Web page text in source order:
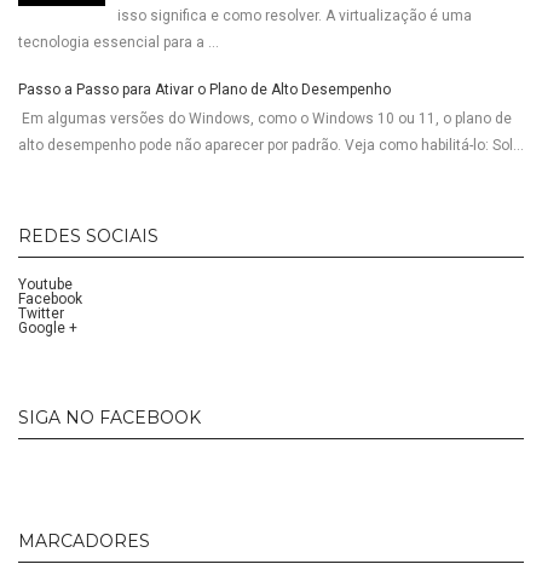
isso significa e como resolver. A virtualização é uma
tecnologia essencial para a ...
Passo a Passo para Ativar o Plano de Alto Desempenho
Em algumas versões do Windows, como o Windows 10 ou 11, o plano de
alto desempenho pode não aparecer por padrão. Veja como habilitá-lo: Sol...
REDES SOCIAIS
Youtube
Facebook
Twitter
Google +
SIGA NO FACEBOOK
MARCADORES